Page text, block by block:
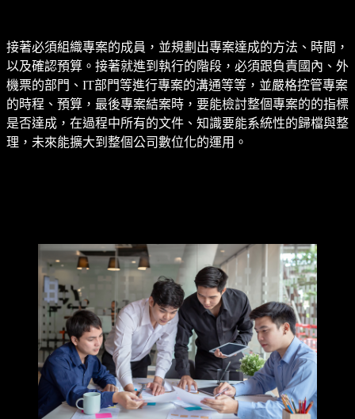
接著必須組織專案的成員，並規劃出專案達成的方法、時間，
以及確認預算。接著就進到執行的階段，必須跟負責國內、外
機票的部門、IT部門等進行專案的溝通等等，並嚴格控管專案
的時程、預算，最後專案結案時，要能檢討整個專案的的指標
是否達成，在過程中所有的文件、知識要能系統性的歸檔與整
理，未來能擴大到整個公司數位化的運用。